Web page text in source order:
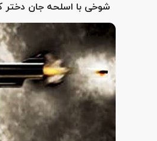
شوخی با اسلحه جان دختر